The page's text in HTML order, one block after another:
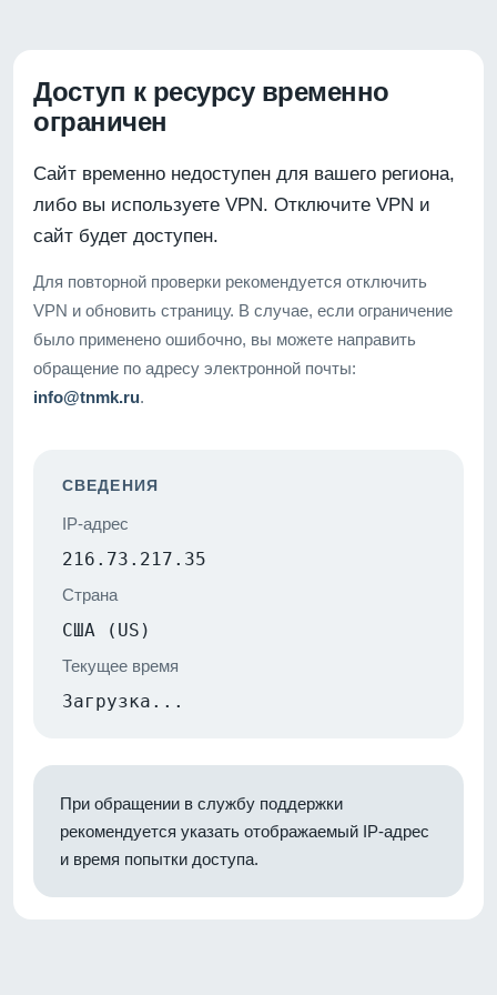
Доступ к ресурсу временно
ограничен
Сайт временно недоступен для вашего региона,
либо вы используете VPN. Отключите VPN и
сайт будет доступен.
Для повторной проверки рекомендуется отключить
VPN и обновить страницу. В случае, если ограничение
было применено ошибочно, вы можете направить
обращение по адресу электронной почты:
info@tnmk.ru.
СВЕДЕНИЯ
IP-адрес
216.73.217.35
Страна
США (US)
Текущее время
Загрузка...
При обращении в службу поддержки
рекомендуется указать отображаемый IP-адрес
и время попытки доступа.